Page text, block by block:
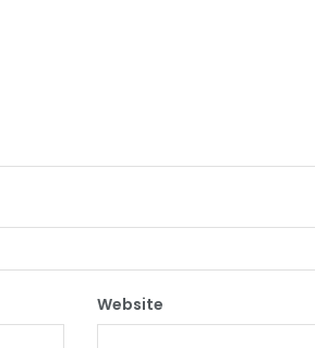
Website